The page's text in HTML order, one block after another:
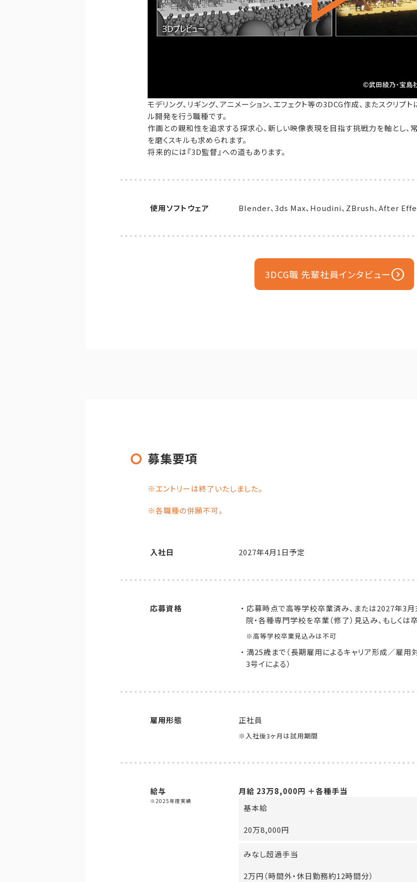
モデリング、リギング、アニメーション、エフェクト等の3DCG作成、またスクリプ
ル開発を行う職種です。
作画との親和性を追求する探求心、新しい映像表現を目指す挑戦力を軸とし、
を磨くスキルも求められます。
将来的には『3D監督』への道もあります。
使用ソフトウェア Blender、3ds Max、Houdini、ZBrush、After
3DCG職 先輩社員インタビューexpand_circle_down
〇 募集要項
※エントリーは終了いたしました。
※各職種の併願不可。
入社日 2027年4月1日予定
応募資格 ・ 応募時点で高等学校卒業済み、または2027年3
院・各種専門学校を卒業（修了）見込み、もしくは
※高等学校卒業見込みは不可
・ 満25歳まで（長期雇用によるキャリア形成／雇
3号イによる）
雇用形態 正社員
※入社後3ヶ月は試用期間
給与
※2025年度実績
月給 23万8,000円 ＋各種手当
基本給
20万8,000円
みなし超過手当
2万円（時間外・休日勤務約12時間分）